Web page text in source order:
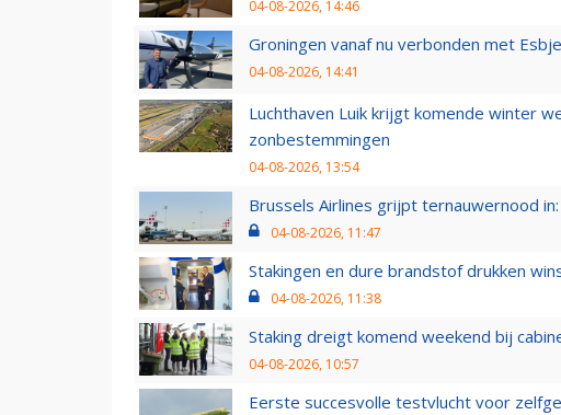
04-08-2026, 14:46
Groningen vanaf nu verbonden met
04-08-2026, 14:41
Luchthaven Luik krijgt komende winter
zonbestemmingen
04-08-2026, 13:54
Brussels Airlines grijpt ternauwernood
04-08-2026, 11:47
Stakingen en dure brandstof drukken
04-08-2026, 11:38
Staking dreigt komend weekend bij
04-08-2026, 10:57
Eerste succesvolle testvlucht voor